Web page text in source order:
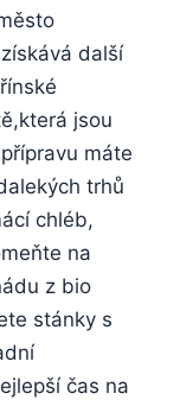
další
jsou
máte
trhů
chléb,
na
z bio
stánky​ s
čas na‌